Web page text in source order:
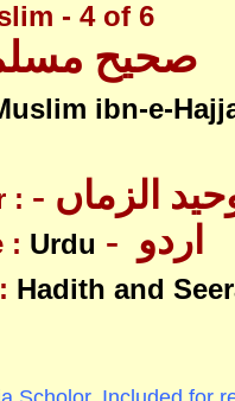
- 4 of 6
صحیح مسلم -
ibn-e-
: الزماں
: Urdu
Hadith and